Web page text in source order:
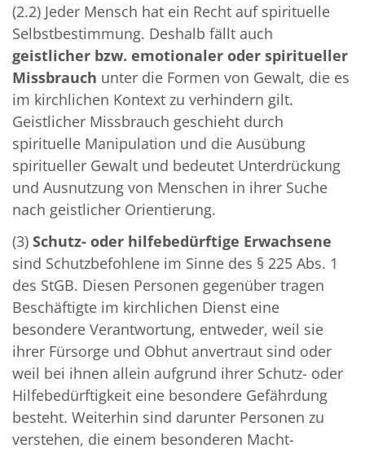
(2.2) Jeder Mensch hat ein Recht auf spirituelle
Selbstbestimmung. Deshalb fällt auch
geistlicher bzw. emotionaler oder spiritueller
Missbrauch unter die Formen von Gewalt, die es
im kirchlichen Kontext zu verhindern gilt.
Geistlicher Missbrauch geschieht durch
spirituelle Manipulation und die Ausübung
spiritueller Gewalt und bedeutet Unterdrückung
und Ausnutzung von Menschen in ihrer Suche
nach geistlicher Orientierung.
(3) Schutz- oder hilfebedürftige Erwachsene
sind Schutzbefohlene im Sinne des § 225 Abs. 1
des StGB. Diesen Personen gegenüber tragen
Beschäftigte im kirchlichen Dienst eine
besondere Verantwortung, entweder, weil sie
ihrer Fürsorge und Obhut anvertraut sind oder
weil bei ihnen allein aufgrund ihrer Schutz- oder
Hilfebedürftigkeit eine besondere Gefährdung
besteht. Weiterhin sind darunter Personen zu
verstehen, die einem besonderen Macht-